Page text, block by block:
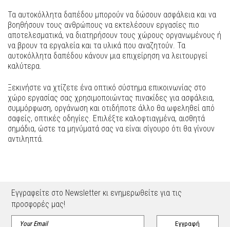
Τα αυτοκόλλητα δαπέδου μπορούν να δώσουν ασφάλεια και να
βοηθήσουν τους ανθρώπους να εκτελέσουν εργασίες πιο
αποτελεσματικά, να διατηρήσουν τους χώρους οργανωμένους ή
να βρουν τα εργαλεία και τα υλικά που αναζητούν. Τα
αυτοκόλλητα δαπέδου κάνουν μια επιχείρηση να λειτουργεί
καλύτερα.
Ξεκινήστε να χτίζετε ένα οπτικό σύστημα επικοινωνίας στο
χώρο εργασίας σας χρησιμοποιώντας πινακίδες για ασφάλεια,
συμμόρφωση, οργάνωση και οτιδήποτε άλλο θα ωφεληθεί από
σαφείς, οπτικές οδηγίες. Επιλέξτε καλοφτιαγμένα, αισθητά
σημάδια, ώστε τα μηνύματά σας να είναι σίγουρο ότι θα γίνουν
αντιληπτά.
Εγγραφείτε στο Newsletter κι ενημερωθείτε για τις
προσφορές μας!